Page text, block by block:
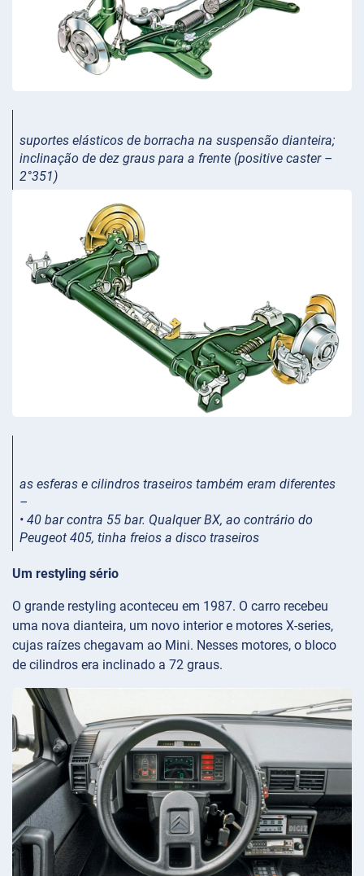
suportes elásticos de borracha na suspensão dianteira;
inclinação de dez graus para a frente (positive caster –
2°351)
as esferas e cilindros traseiros também eram diferentes
–
• 40 bar contra 55 bar. Qualquer BX, ao contrário do
Peugeot 405, tinha freios a disco traseiros
Um restyling sério
O grande restyling aconteceu em 1987. O carro recebeu
uma nova dianteira, um novo interior e motores X-series,
cujas raízes chegavam ao Mini. Nesses motores, o bloco
de cilindros era inclinado a 72 graus.